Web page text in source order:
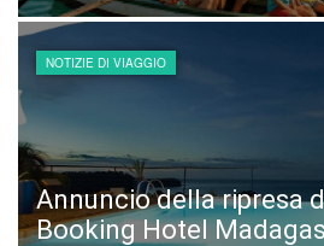
NOTIZIE DI VIAGGIO
Annuncio della ripresa
Booking Hotel